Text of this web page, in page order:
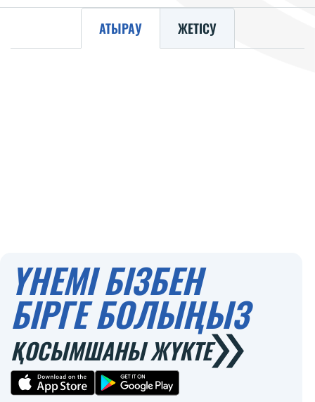
АТЫРАУ ЖЕТІСУ
ҮНЕМІ БІЗБЕН
БІРГЕ БОЛЫҢЫЗ
ҚОСЫМШАНЫ ЖҮКТЕ